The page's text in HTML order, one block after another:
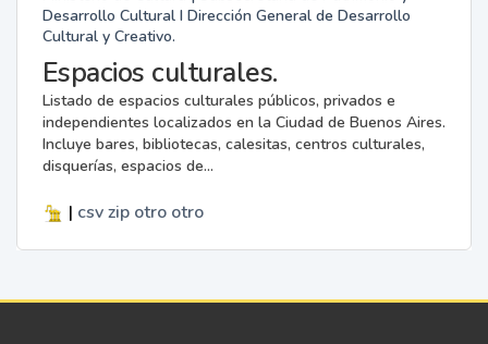
Desarrollo Cultural I Dirección General de Desarrollo
Cultural y Creativo.
Espacios culturales.
Listado de espacios culturales públicos, privados e
independientes localizados en la Ciudad de Buenos Aires.
Incluye bares, bibliotecas, calesitas, centros culturales,
disquerías, espacios de...
| csv zip otro otro